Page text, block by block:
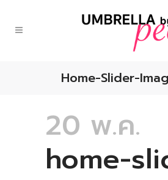
Home-Slider-
20 พ.ค.
home-